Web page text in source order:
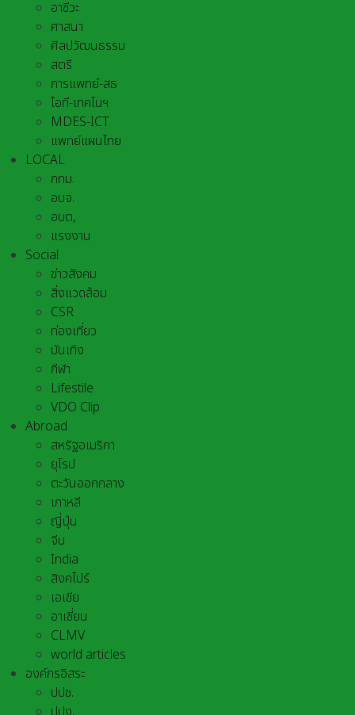
อาชีวะ
ศาสนา
ศิลปวัฒนธรรม
สตรี
การแพทย์-สธ
ไอที-เทคโนฯ
MDES-ICT
แพทย์แผนไทย
LOCAL
กทม.
อบจ.
อบต,
แรงงาน
Social
ข่าวสังคม
สิ่งแวดล้อม
CSR
ท่องเที่ยว
บันเทิง
กีฬา
Lifestile
VDO Clip
Abroad
สหรัฐอเมริกา
ยุโรป
ตะวันออกกลาง
เกาหลี
ญี่ปุ่น
จีน
India
สิงคโปร์
เอเชีย
อาเชี่ยน
CLMV
world articles
องค์กรอิสระ
ปปช.